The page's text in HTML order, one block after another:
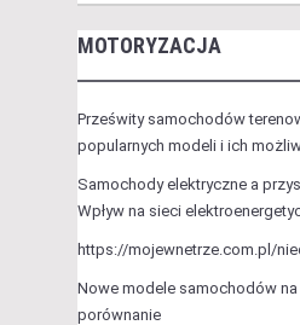
MOTORYZACJA
Prześwity samochodów
popularnych modeli i ich
Samochody elektryczne a
Wpływ na sieci
https://mojewnetrze.com.pl/
Nowe modele samochodów na
porównanie